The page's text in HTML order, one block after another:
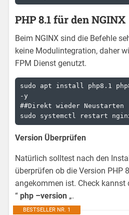
PHP 8.1 für den NGINX
Beim NGINX sind die Befehle
keine Modulintegration, daher
FPM Dienst genutzt.
sudo apt install php8.1
-y
##Direkt wieder Neustarten
sudo systemctl restart
Version Überprüfen
Natürlich solltest nach den
überprüfen ob die Version PHP
angekommen ist. Check
“php –version „.
BESTSELLER NR. 1